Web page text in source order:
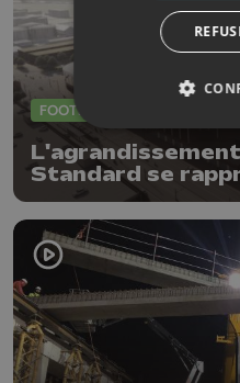
FOOTBALL
Standard se